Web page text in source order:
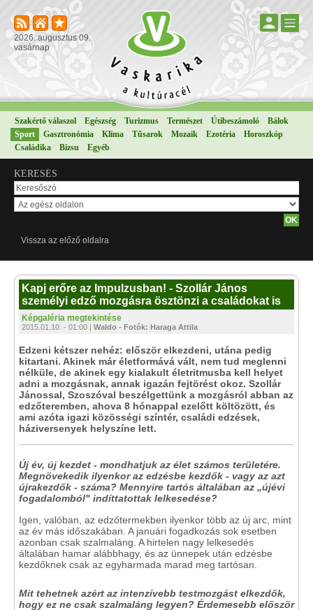
2026. augusztus 09.
vasárnap
Szakértő válaszol Egészség Turizmus Természet Útibeszámoló
Bálok
Sport
Gasztronómia Klíma Tűsarok Mozaik Ezotéria
Horoszkóp
Családika
Bizsu Egyéb
KERESÉS
Vissza az előző oldalra
Kapj erőre az Impulzusban! - Szollár János
személyi edző mozgásra ösztönzi a családokat is
Képgaléria megtekintése
2015.01.10. - 01:00 | Waldo - Fotók: Haraga Attila
Edzeni kétszer nehéz: először elkezdeni, utána pedig
kitartani. Akinek már életformává vált, nem tud meglenni
nélküle, de akinek egy kialakult életritmusba kell helyet
adni a mozgásnak, annak igazán fejtörést okoz. Szollár
Jánossal, Szoszóval beszélgettünk a mozgásról abban az
edzőteremben, ahova 8 hónappal ezelőtt költözött, és
ami azóta igazi közösségi színtér, családi edzések,
háziversenyek helyszíne lett.
Új év, új kezdet - mondhatjuk az élet számos területére.
Megnövekedik ilyenkor az edzésbe kezdők - vagy az azt
újrakezdők - száma? Mennyire tartós általában az „újévi
fogadalomból" indíttatottak lelkesedése?
Igen, valóban, az edzőtermekben ilyenkor több az új arc, mint
az év más időszakában. A januári fogadkozás sok esetben
azonban csak szalmaláng. A hirtelen nagy lelkesedés
általában hamar alábbhagy, és az ünnepek után edzésbe
kezdőknek csak az egyharmada marad meg tartósan.
Mit tehetnek azért az intenzívebb testmozgást elkezdők,
hogy ez ne csak szalmaláng legyen? Érdemesebb először